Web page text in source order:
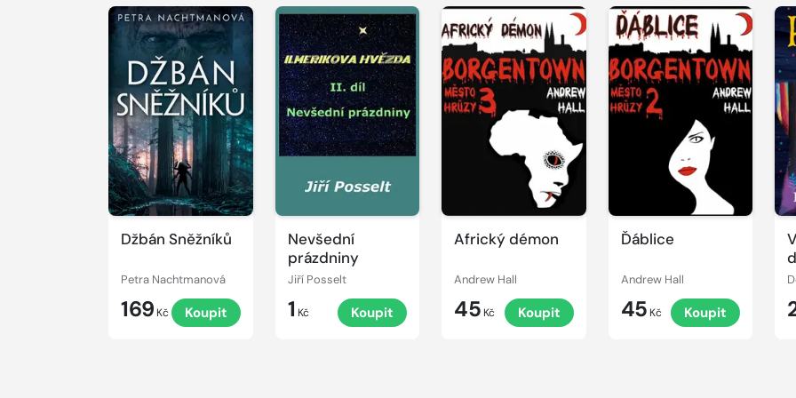
Džbán Sněžníků
Petra Nachtmanová
169 Kč Koupit
Nevšední
prázdniny
Jiří Posselt
1 Kč Koupit
Africký démon
Andrew Hall
45 Kč Koupit
Ďáblice
Andrew Hall
45 Kč Koupit